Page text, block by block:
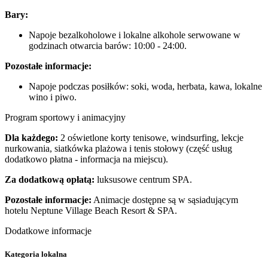
Bary:
Napoje bezalkoholowe i lokalne alkohole serwowane w
godzinach otwarcia barów: 10:00 - 24:00.
Pozostałe informacje:
Napoje podczas posiłków: soki, woda, herbata, kawa, lokalne
wino i piwo.
Program sportowy i animacyjny
Dla każdego: 2 oświetlone korty tenisowe, windsurfing, lekcje
nurkowania, siatkówka plażowa i tenis stołowy (część usług
dodatkowo płatna - informacja na miejscu).
Za dodatkową opłatą: luksusowe centrum SPA.
Pozostałe informacje: Animacje dostępne są w sąsiadującym
hotelu Neptune Village Beach Resort & SPA.
Dodatkowe informacje
Kategoria lokalna